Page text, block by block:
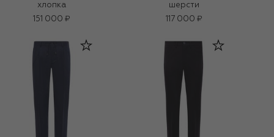
хлопка
151 000 ₽
шерсти
117 000 ₽